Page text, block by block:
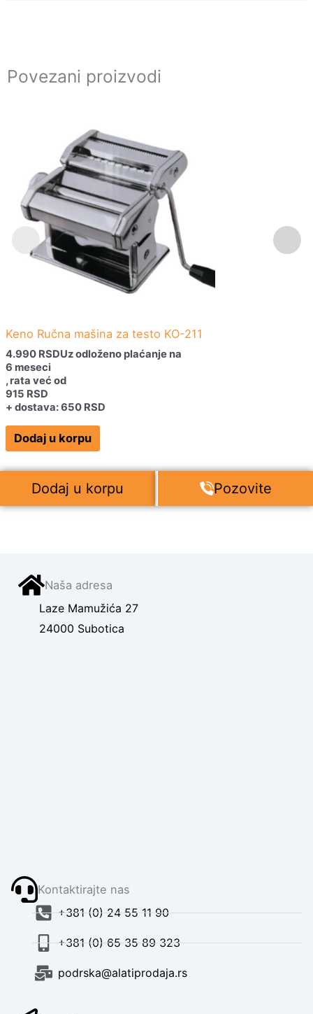
Povezani proizvodi
Keno Ručna mašina za testo KO-211
4.990 RSDUz odloženo plaćanje na
6 meseci
, rata već od
915 RSD
+ dostava: 650 RSD
Dodaj u korpu
Dodaj u korpu Pozovite
Naša adresa
Laze Mamužića 27
24000 Subotica
Kontaktirajte nas
+381 (0) 24 55 11 90
+381 (0) 65 35 89 323
podrska@alatiprodaja.rs